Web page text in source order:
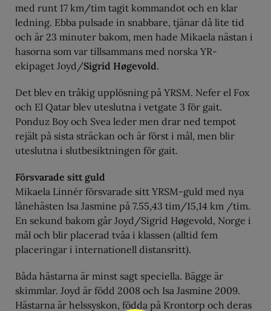
med runt 17 km/tim tagit kommandot och en klar
ledning. Ebba pulsade in snabbare, tjänar då lite tid
och är 23 minuter bakom, men hade Mikaela nästan i
hasorna som var tillsammans med norska YR-
ekipaget Joyd/Sigrid Høgevold.
Det blev en tråkig upplösning på YRSM. Nefer el Fox
och El Qatar blev uteslutna i vetgate 3 för gait.
Ponduz Boy och Svea leder men drar ned tempot
rejält på sista sträckan och är först i mål, men blir
uteslutna i slutbesiktningen för gait.
Försvarade sitt guld
Mikaela Linnér försvarade sitt YRSM-guld med nya
lånehästen Isa Jasmine på 7.55,43 tim/15,14 km /tim.
En sekund bakom går Joyd/Sigrid Høgevold, Norge i
mål och blir placerad tvåa i klassen (alltid fem
placeringar i internationell distansritt).
Båda hästarna är minst sagt speciella. Bägge är
skimmlar. Joyd är född 2008 och Isa Jasmine 2009.
Hästarna är helssyskon, födda på Krontorp och deras